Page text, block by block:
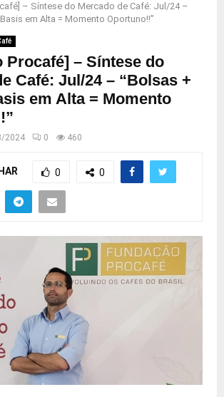
– Síntese do Mercado de Café: Jul/24 –
em Alta = Momento Oportuno!!”
Procafé] – Síntese do
Café: Jul/24 – “Bolsas +
em Alta = Momento
2024 0 460
0 0